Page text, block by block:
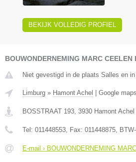
BEKIJK VOLLEDIG PROFIEL
BOUWONDERNEMING MARC CEELEN
Niet gevestigd in de plaats Salles en
Limburg » Hamont Achel Google maps
BOSSTRAAT 193 3930 Hamont Achel
Tel: 011448553 , Fax: 011448875 ,
E-mail › BOUWONDERNEMING